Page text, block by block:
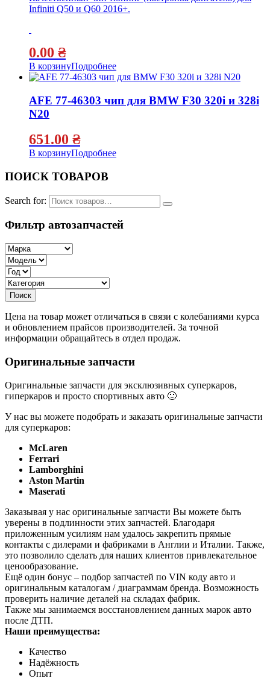
Infiniti Q50 и Q60 2016+.
0.00 ₴
В корзинуПодробнее
AFE 77-46303 чип для BMW F30 320i и 328i
N20
651.00 ₴
В корзинуПодробнее
ПОИСК ТОВАРОВ
Search for:
Фильтр автозапчастей
Цена на товар может отличаться в связи с колебаниями курса
и обновлением прайсов производителей. За точной
информации обращайтесь в отдел продаж.
Оригинальные запчасти
Оригинальные запчасти для эксклюзивных суперкаров,
гиперкаров и просто спортивных авто 🙂
У нас вы можете подобрать и заказать оригинальные запчасти
для суперкаров:
McLaren
Ferrari
Lamborghini
Aston Martin
Maserati
Заказывая у нас оригинальные запчасти Вы можете быть
уверены в подлинности этих запчастей. Благодаря
приложенным усилиям нам удалось закрепить прямые
контакты с дилерами и фабриками в Англии и Италии. Также,
это позволило сделать для наших клиентов привлекательное
ценообразование.
Ещё один бонус – подбор запчастей по VIN коду авто и
оригинальным каталогам / диаграммам бренда. Возможность
проверить наличие деталей на складах фабрик.
Также мы занимаемся восстановлением данных марок авто
после ДТП.
Наши преимущества:
Качество
Надёжность
Опыт